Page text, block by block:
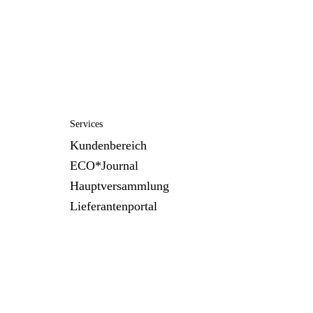
Services
Kundenbereich
ECO*Journal
Hauptversammlung
Lieferantenportal